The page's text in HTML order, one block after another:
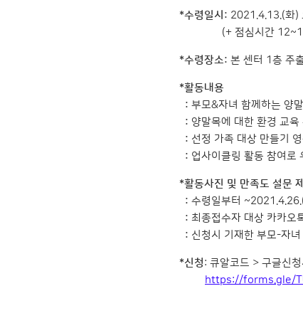
*수령일시: 2021.4.13.(화)
(+ 점심시간 12~1시
*수령장소: 본 센터 1층 주
*활동내용
: 부모&자녀 함께하는 양
: 양말목에 대한 환경 교육
: 선정 가족 대상 만들기
: 업사이클링 활동 참여로
*활동사진 및 만족도 설문
: 수령일부터
: 최종접수자 대상 카카오
: 신청시 기재한 부모-자
*신청: 큐알코드 > 구글신
https://forms.gle/